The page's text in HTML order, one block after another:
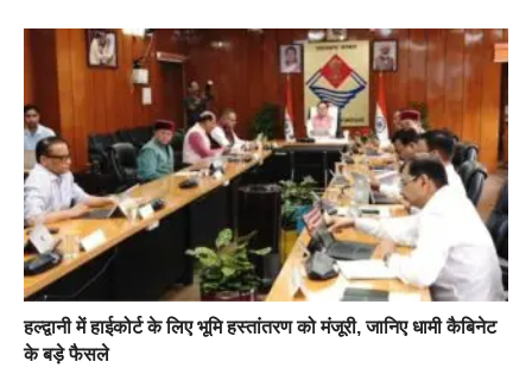
हल्द्वानी में हाईकोर्ट के लिए भूमि हस्तांतरण को मंजूरी, जानिए धामी कैबिनेट
के बड़े फैसले